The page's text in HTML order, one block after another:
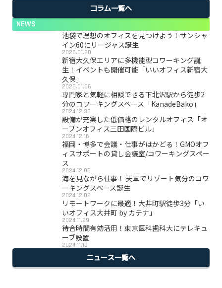
コラム一覧へ
NEWS
池袋で理想のオフィスを見つけよう！サンシャ
イン60にリージャス誕生
2025.01.20
新宿大久保エリアに多機能型コワーキング誕
生！イベントも開催可能「いいオフィス新宿大
久保」
2025.01.06
専門家と気軽に相談できる下北沢駅から徒歩2
分のコワーキングスペース「KanadeBako」
2024.12.30
設備が充実した低価格のレンタルオフィス「オ
ープンオフィス三田国際ビル」
2024.12.16
福岡・博多で会議・仕事がはかどる！GMOオフ
ィスサポートの貸し会議室/コワーキングスペー
ス
2024.12.05
海を見ながら仕事！ 天草でリゾート気分のコワ
ーキングスペース誕生
2024.12.02
リモートワークに最適！大井町駅徒歩3分「い
いオフィス大井町 by カテナ」
2024.11.29
待合時間有効活用！東京医科歯科大にテレキュ
ーブ設置
2024.11.18
ニュース一覧へ